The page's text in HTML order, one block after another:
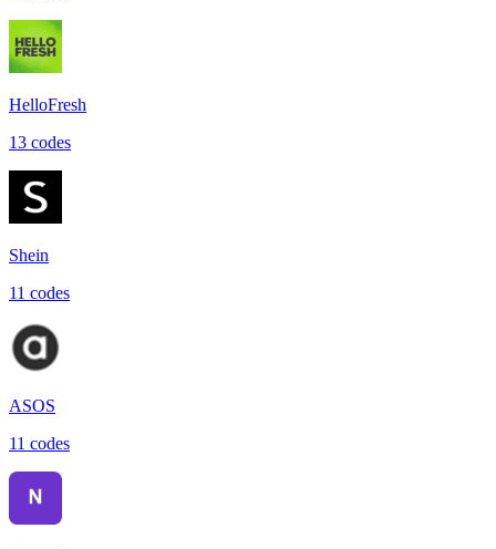
HelloFresh
13 codes
Shein
11 codes
ASOS
11 codes